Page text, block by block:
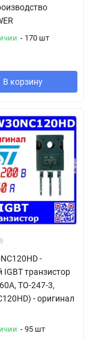
- 170 шт
В корзину
-
транзистор
TO-247-3,
- оригинал
- 95 шт